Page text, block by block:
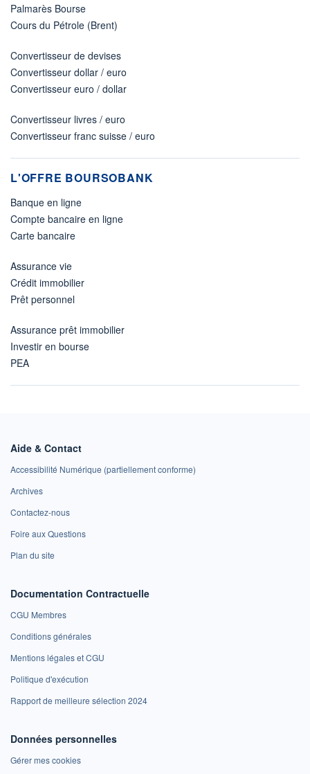
Palmarès Bourse
Cours du Pétrole (Brent)
Convertisseur de devises
Convertisseur dollar / euro
Convertisseur euro / dollar
Convertisseur livres / euro
Convertisseur franc suisse / euro
L'OFFRE BOURSOBANK
Banque en ligne
Compte bancaire en ligne
Carte bancaire
Assurance vie
Crédit immobilier
Prêt personnel
Assurance prêt immobilier
Investir en bourse
PEA
Aide & Contact
Accessibilité Numérique (partiellement conforme)
Archives
Contactez-nous
Foire aux Questions
Plan du site
Documentation Contractuelle
CGU Membres
Conditions générales
Mentions légales et CGU
Politique d'exécution
Rapport de meilleure sélection 2024
Données personnelles
Gérer mes cookies